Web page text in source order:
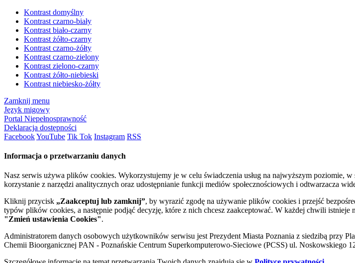
Kontrast domyślny
Kontrast czarno-biały
Kontrast biało-czarny
Kontrast żółto-czarny
Kontrast czarno-żółty
Kontrast czarno-zielony
Kontrast zielono-czarny
Kontrast żółto-niebieski
Kontrast niebiesko-żółty
Zamknij menu
Język migowy
Portal Niepełnosprawność
Deklaracja dostępności
FacebookYouTube Tik Tok Instagram RSS
Informacja o przetwarzaniu danych
Nasz serwis używa plików cookies. Wykorzystujemy je w celu świadczenia usług na najwyższym
korzystanie z narzędzi analitycznych oraz udostępnianie funkcji mediów społecznościowych i odtwarzacza
Kliknij przycisk „Zaakceptuj lub zamknij”, by wyrazić zgodę na używanie plików cookies i przejść
typów plików cookies, a następnie podjąć decyzję, które z nich chcesz zaakceptować. W każdej chwili
"Zmień ustawienia Cookies".
Administratorem danych osobowych użytkowników serwisu jest Prezydent Miasta Poznania z siedzibą przy
Chemii Bioorganicznej PAN - Poznańskie Centrum Superkomputerowo-Sieciowe (PCSS) ul. Noskowskiego